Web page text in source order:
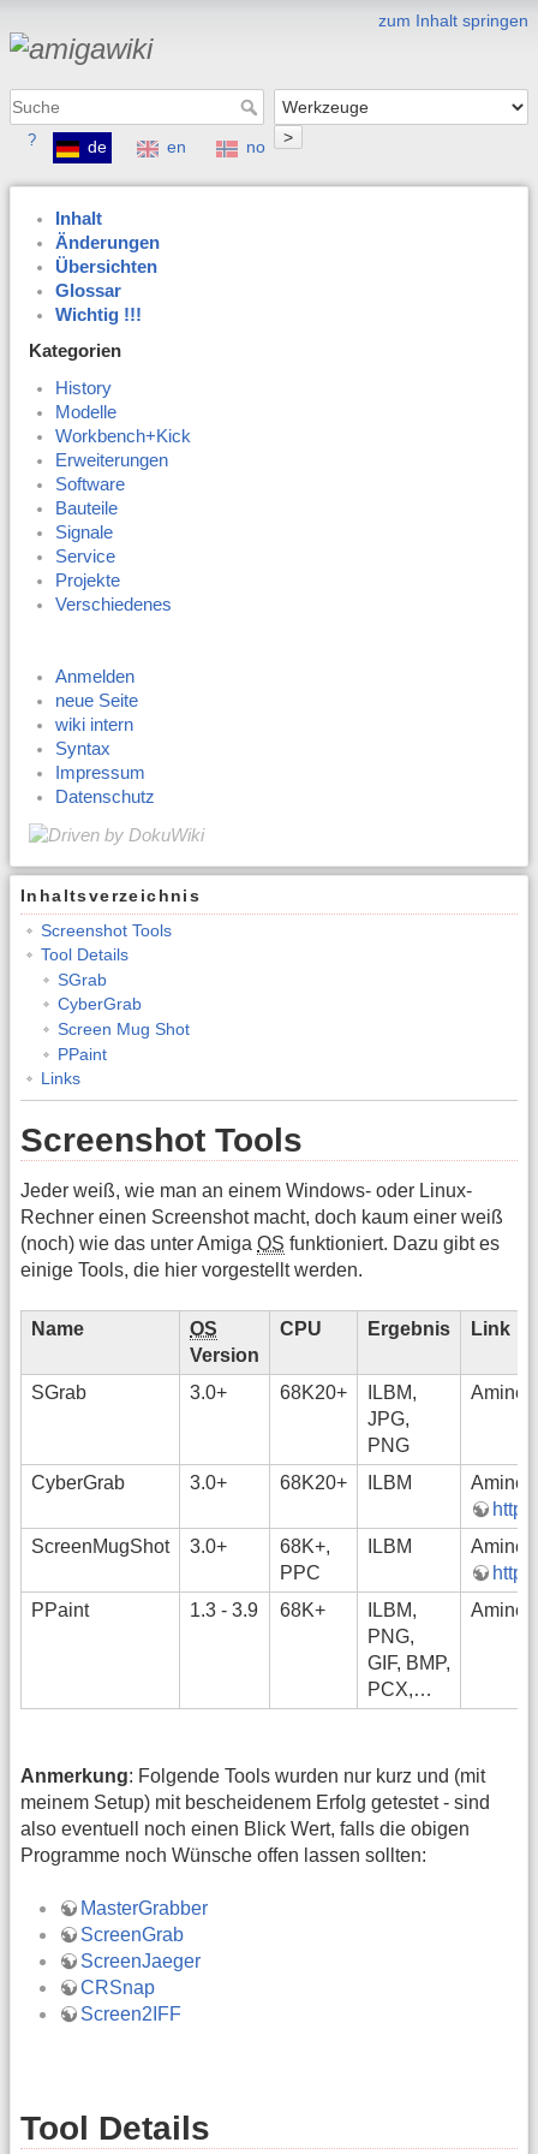
zum Inhalt springen
>
? de en no
Inhalt
Änderungen
Übersichten
Glossar
Wichtig !!!
Kategorien
History
Modelle
Workbench+Kick
Erweiterungen
Software
Bauteile
Signale
Service
Projekte
Verschiedenes
Anmelden
neue Seite
wiki intern
Syntax
Impressum
Datenschutz
Inhaltsverzeichnis
Screenshot Tools
Tool Details
SGrab
CyberGrab
Screen Mug Shot
PPaint
Links
Screenshot Tools
Jeder weiß, wie man an einem Windows- oder Linux-
Rechner einen Screenshot macht, doch kaum einer weiß
(noch) wie das unter Amiga OS funktioniert. Dazu gibt es
einige Tools, die hier vorgestellt werden.
Name
OS
Version
CPU Ergebnis Link
SGrab 3.0+ 68K20+
ILBM,
JPG,
PNG
Aminet
CyberGrab 3.0+ 68K20+ ILBM
Aminet
ScreenMugShot
3.0+
68K+,
PPC
ILBM
Aminet
PPaint
1.3 - 3.9 68K+
ILBM,
PNG,
GIF, BMP,
PCX,…
Aminet
Anmerkung: Folgende Tools wurden nur kurz und (mit
meinem Setup) mit bescheidenem Erfolg getestet - sind
also eventuell noch einen Blick Wert, falls die obigen
Programme noch Wünsche offen lassen sollten:
MasterGrabber
ScreenGrab
ScreenJaeger
CRSnap
Screen2IFF
Tool Details